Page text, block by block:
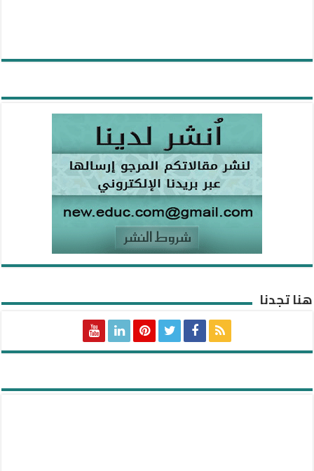
هنا تجدنا